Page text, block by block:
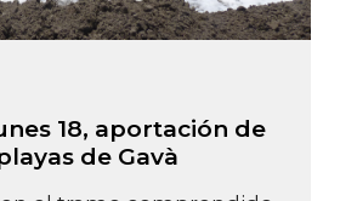
18, aportación de
de Gavà